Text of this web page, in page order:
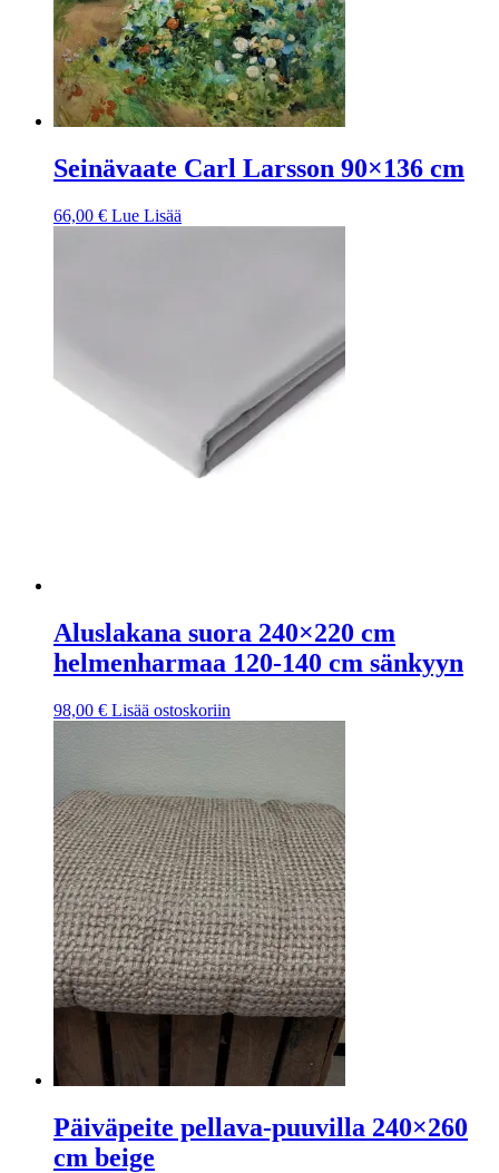
Seinävaate Carl Larsson 90×136 cm
66,00 € Lue Lisää
Aluslakana suora 240×220 cm
helmenharmaa 120-140 cm sänkyyn
98,00 € Lisää ostoskoriin
Päiväpeite pellava-puuvilla 240×260
cm beige